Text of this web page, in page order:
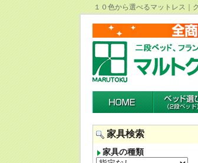
１０色から選べるマットレス｜
家具検索
家具の種類